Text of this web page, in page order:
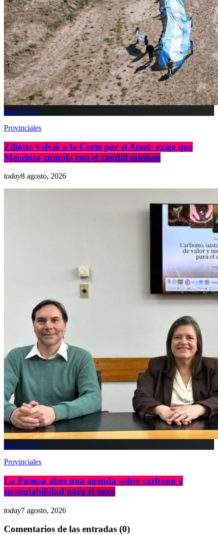
insert_link
Provinciales
Ziliotto volvió a la Corte por el Atuel: exige que
Mendoza cumpla con el caudal mínimo
today8 agosto, 2026
insert_link
Provinciales
La Pampa abre una agenda sobre carbono y
sustentabilidad para el agro
today7 agosto, 2026
Comentarios de las entradas (0)